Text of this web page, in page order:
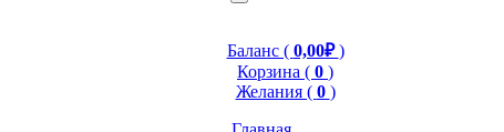
Баланс ( 0,00₽)
Корзина ( 0 )
Желания ( 0 )